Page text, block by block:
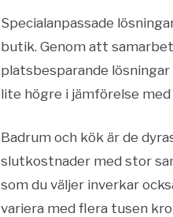
Specialanpassade
butik. Genom att
platsbesparande
lite högre i jämförelse
Badrum och kök är de
slutkostnader med stor
som du väljer inverkar
variera med flera tusen